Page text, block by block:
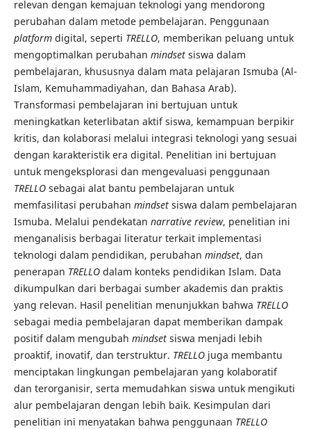
relevan dengan kemajuan teknologi yang mendorong
perubahan dalam metode pembelajaran. Penggunaan
platformdigital, seperti TRELLO, memberikan peluang untuk
mengoptimalkan perubahan mindsetsiswa dalam
pembelajaran, khususnya dalam mata pelajaran Ismuba (Al-
Islam, Kemuhammadiyahan, dan Bahasa Arab).
Transformasi pembelajaran ini bertujuan untuk
meningkatkan keterlibatan aktif siswa, kemampuan berpikir
kritis, dan kolaborasi melalui integrasi teknologi yang sesuai
dengan karakteristik era digital. Penelitian ini bertujuan
untuk mengeksplorasi dan mengevaluasi penggunaan
TRELLOsebagai alat bantu pembelajaran untuk
memfasilitasi perubahan mindsetsiswa dalam pembelajaran
Ismuba. Melalui pendekatan narrative review, penelitian ini
menganalisis berbagai literatur terkait implementasi
teknologi dalam pendidikan, perubahan mindset, dan
penerapan TRELLOdalam konteks pendidikan Islam. Data
dikumpulkan dari berbagai sumber akademis dan praktis
yang relevan. Hasil penelitian menunjukkan bahwa TRELLO
sebagai media pembelajaran dapat memberikan dampak
positif dalam mengubah mindsetsiswa menjadi lebih
proaktif, inovatif, dan terstruktur. TRELLOjuga membantu
menciptakan lingkungan pembelajaran yang kolaboratif
dan terorganisir, serta memudahkan siswa untuk mengikuti
alur pembelajaran dengan lebih baik. Kesimpulan dari
penelitian ini menyatakan bahwa penggunaan TRELLO